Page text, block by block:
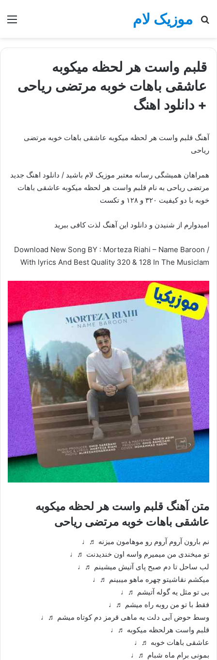
موزیک لام
جستجو
قلبم واست هر لحظه میکوبه
عاشقی باهات خوبه مرتضی ریاحی
+ دانلود اهنگ
آهنگ قلبم واست هر لحظه میکوبه عاشقی باهات خوبه مرتضی
ریاحی
همراهان همیشگی رسانه معتبر موزیک لام باشید / دانلود اهنگ جدید
مرتضی ریاحی به نام قلبم واست هر لحظه میکوبه عاشقی باهات
خوبه با دو کیفیت ۳۲۰ و ۱۲۸ و تکست
امیدوارم از شنیدن و دانلود این آهنگ لذت کافی ببرید
Download New Song BY : Morteza Riahi – Name Baroon /
With lyrics And Best Quality 320 & 128 In The Musiclam
متن آهنگ قلبم واست هر لحظه میکوبه
عاشقی باهات خوبه مرتضی ریاحی
نم بارون آروم آروم رو موهامون میزنه ♬♩
تو میخندی من میمیرم واسه اون خندیدنت ♬♩
لب ساحل تا دم صبح پای آتیش میشینم ♬♩
میکشم نقاشیتو چهره ماهو میبینم ♬♩
بی تو مثل یه گوله آتیشم ♬♩
فقط با تو من روبه راه میشم ♬♩
وسط حوض آبی دلت یه ماهی قرمز دم کوتاه میشم ♬♩
قلبم واست هرلحظه میکوبه ♬♩
عاشقی باهات خوبه ♬♩
بمونی برام ماه شبام ♬♩